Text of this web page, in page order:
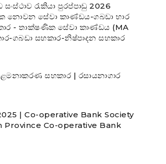
රැකියා පුරප්පාඩු 2026
නොවන සේවා කාණ්ඩය-ගබඩා භාර
- තාක්ෂණික සේවා කාණ්ඩය (MA
ගබඩා සහකාර-නිෂ්පාදන සහකාර
සහකාර | රසායනාගාර
| Co-operative Bank Society
Province Co-operative Bank